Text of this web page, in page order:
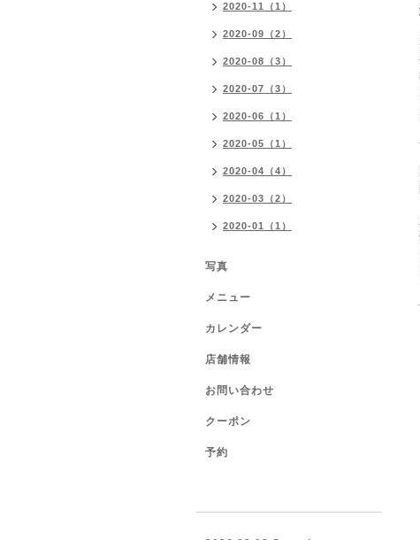
2020-11（1）
2020-09（2）
2020-08（3）
2020-07（3）
2020-06（1）
2020-05（1）
2020-04（4）
2020-03（2）
2020-01（1）
写真
メニュー
カレンダー
店舗情報
お問い合わせ
クーポン
予約